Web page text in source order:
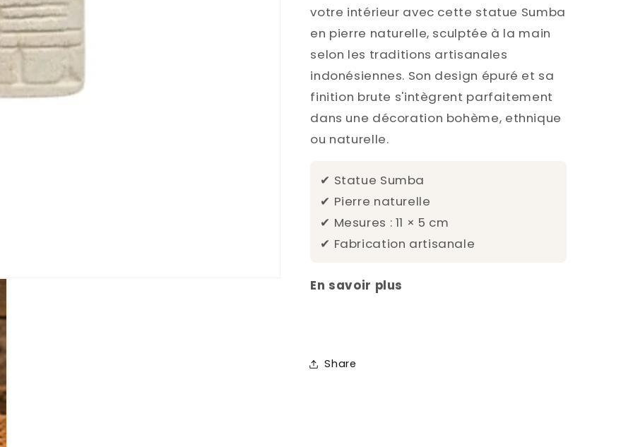
votre intérieur avec cette statue Sumba
en pierre naturelle, sculptée à la main
selon les traditions artisanales
indonésiennes. Son design épuré et sa
finition brute s'intègrent parfaitement
dans une décoration bohème, ethnique
ou naturelle.
✔ Statue Sumba
✔ Pierre naturelle
✔ Mesures : 11 × 5 cm
✔ Fabrication artisanale
En savoir plus
Share